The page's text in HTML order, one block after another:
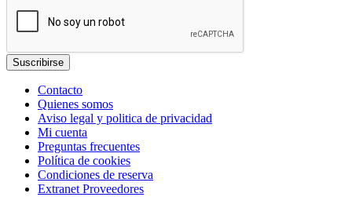
Contacto
Quienes somos
Aviso legal y politica de privacidad
Mi cuenta
Preguntas frecuentes
Política de cookies
Condiciones de reserva
Extranet Proveedores